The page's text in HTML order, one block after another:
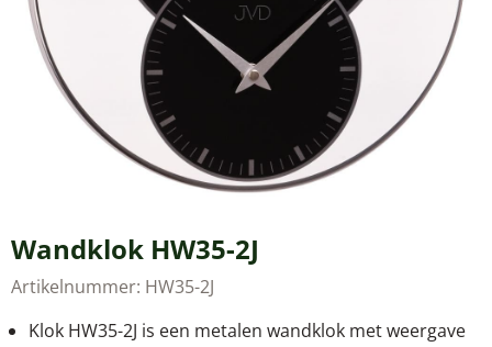
Wandklok HW35-2J
Artikelnummer: HW35-2J
Klok HW35-2J is een metalen wandklok met weergave